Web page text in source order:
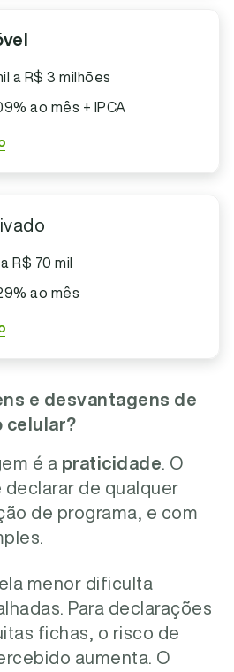
a R$ 3 milhões
ao mês + IPCA
R$ 70 mil
ao mês
e desvantagens de
celular?
é a praticidade. O
de qualquer
de programa, e com
menor dificulta
Para declarações
fichas, o risco de
aumenta. O